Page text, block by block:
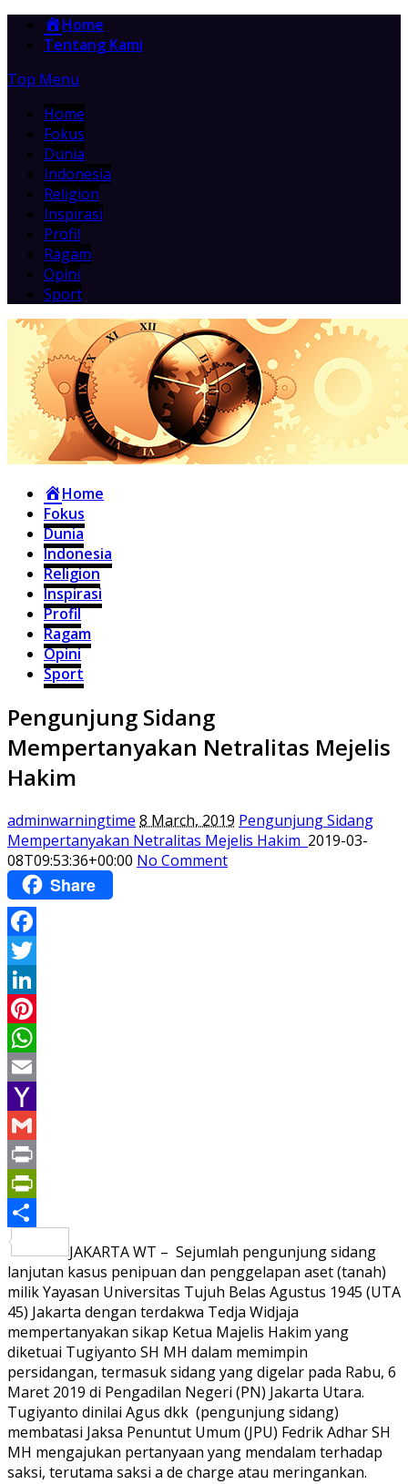
Home
Tentang Kami
Top Menu
Home
Fokus
Dunia
Indonesia
Religion
Inspirasi
Profil
Ragam
Opini
Sport
Home
Fokus
Dunia
Indonesia
Religion
Inspirasi
Profil
Ragam
Opini
Sport
Pengunjung Sidang
Mempertanyakan Netralitas Mejelis
Hakim
adminwarningtime 8 March, 2019 Pengunjung Sidang
Mempertanyakan Netralitas Mejelis Hakim 2019-03-
08T09:53:36+00:00 No Comment
Share
Facebook
Twitter
LinkedIn
Pinterest
WhatsApp
Email
Yahoo
Mail
Gmail
Print
PrintFriendly
Share
JAKARTA WT – Sejumlah pengunjung sidang
lanjutan kasus penipuan dan penggelapan aset (tanah)
milik Yayasan Universitas Tujuh Belas Agustus 1945 (UTA
45) Jakarta dengan terdakwa Tedja Widjaja
mempertanyakan sikap Ketua Majelis Hakim yang
diketuai Tugiyanto SH MH dalam memimpin
persidangan, termasuk sidang yang digelar pada Rabu, 6
Maret 2019 di Pengadilan Negeri (PN) Jakarta Utara.
Tugiyanto dinilai Agus dkk (pengunjung sidang)
membatasi Jaksa Penuntut Umum (JPU) Fedrik Adhar SH
MH mengajukan pertanyaan yang mendalam terhadap
saksi, terutama saksi a de charge atau meringankan.